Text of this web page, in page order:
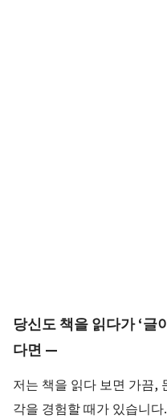
당신도 책을 읽다가 ‘글
다면 —
저는 책을 읽다 보면 가끔,
각을 경험할 때가 있습니